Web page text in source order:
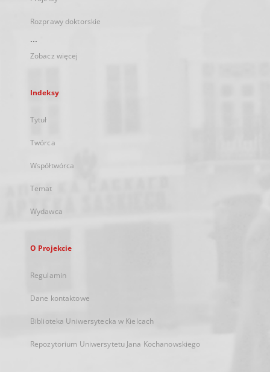
Rozprawy doktorskie
...
Zobacz więcej
Indeksy
Tytuł
Twórca
Współtwórca
Temat
Wydawca
O Projekcie
Regulamin
Dane kontaktowe
Biblioteka Uniwersytecka w Kielcach
Repozytorium Uniwersytetu Jana Kochanowskiego